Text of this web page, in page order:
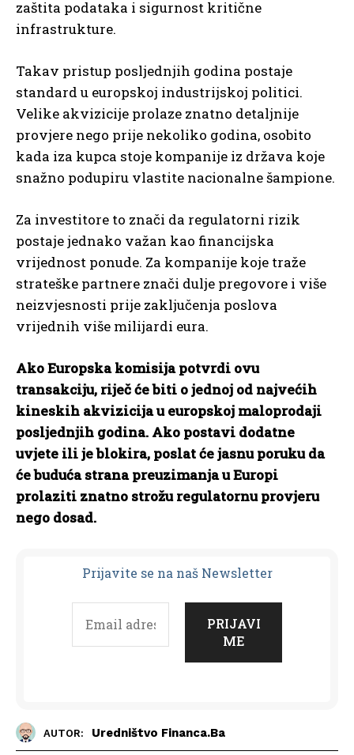
zaštita podataka i sigurnost kritične
infrastrukture.
Takav pristup posljednjih godina postaje
standard u europskoj industrijskoj politici.
Velike akvizicije prolaze znatno detaljnije
provjere nego prije nekoliko godina, osobito
kada iza kupca stoje kompanije iz država koje
snažno podupiru vlastite nacionalne šampione.
Za investitore to znači da regulatorni rizik
postaje jednako važan kao financijska
vrijednost ponude. Za kompanije koje traže
strateške partnere znači dulje pregovore i više
neizvjesnosti prije zaključenja poslova
vrijednih više milijardi eura.
Ako Europska komisija potvrdi ovu
transakciju, riječ će biti o jednoj od najvećih
kineskih akvizicija u europskoj maloprodaji
posljednjih godina. Ako postavi dodatne
uvjete ili je blokira, poslat će jasnu poruku da
će buduća strana preuzimanja u Europi
prolaziti znatno strožu regulatornu provjeru
nego dosad.
Prijavite se na naš Newsletter
AUTOR: Uredništvo Financa.ba